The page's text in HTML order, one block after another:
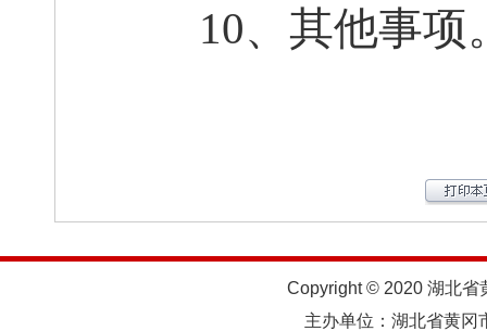
10、其他事项
Copyright © 2020 湖北省
主办单位：湖北省黄